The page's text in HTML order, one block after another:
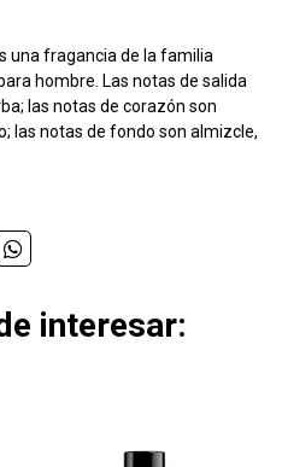
una fragancia de la familia
hombre. Las notas de salida
las notas de corazón son
las notas de fondo son almizcle,
interesar: